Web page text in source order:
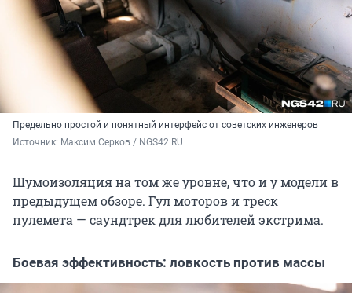
Предельно простой и понятный интерфейс от советских инженеров
Источник: Максим Серков / NGS42.RU
Шумоизоляция на том же уровне, что и у модели в
предыдущем обзоре. Гул моторов и треск
пулемета — саундтрек для любителей экстрима.
Боевая эффективность: ловкость против массы